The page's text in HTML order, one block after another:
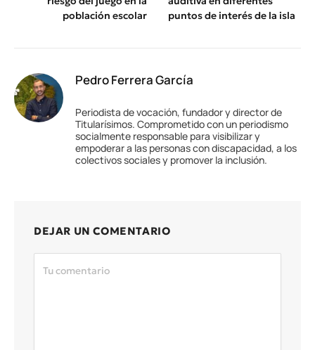
población escolar
puntos de interés de la isla
Pedro Ferrera García
Periodista de vocación, fundador y director de
Titularísimos. Comprometido con un periodismo
socialmente responsable para visibilizar y
empoderar a las personas con discapacidad, a los
colectivos sociales y promover la inclusión.
DEJAR UN COMENTARIO